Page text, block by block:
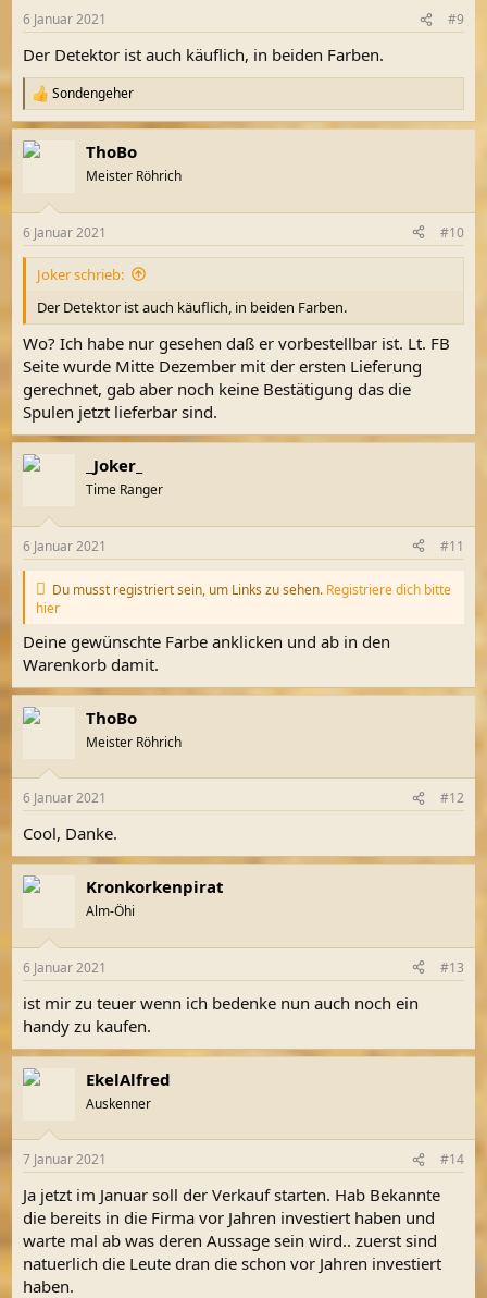
6 Januar 2021 #9
Der Detektor ist auch käuflich, in beiden Farben.
R
e
a
k
e
n
Sondengeher
ThoBo
Meister Röhrich
6 Januar 2021 #10
Joker schrieb:
Der Detektor ist auch käuflich, in beiden Farben.
Wo? Ich habe nur gesehen daß er vorbestellbar ist. Lt. FB
Seite wurde Mitte Dezember mit der ersten Lieferung
gerechnet, gab aber noch keine Bestätigung das die
Spulen jetzt lieferbar sind.
_Joker_
Time Ranger
6 Januar 2021 #11
Du musst registriert sein, um Links zu sehen. Registriere dich bitte
hier
Deine gewünschte Farbe anklicken und ab in den
Warenkorb damit.
ThoBo
Meister Röhrich
6 Januar 2021 #12
Cool, Danke.
Kronkorkenpirat
Alm-Öhi
6 Januar 2021 #13
ist mir zu teuer wenn ich bedenke nun auch noch ein
handy zu kaufen.
EkelAlfred
Auskenner
7 Januar 2021 #14
Ja jetzt im Januar soll der Verkauf starten. Hab Bekannte
die bereits in die Firma vor Jahren investiert haben und
warte mal ab was deren Aussage sein wird.. zuerst sind
natuerlich die Leute dran die schon vor Jahren investiert
haben.